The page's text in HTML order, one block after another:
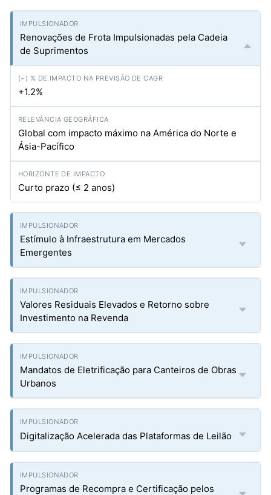
Renovações de Frota Impulsionadas pela Cadeia
de Suprimentos
+1.2%
Global com impacto máximo na América do Norte e
Ásia-Pacífico
Curto prazo (≤ 2 anos)
Estímulo à Infraestrutura em Mercados
Emergentes
Valores Residuais Elevados e Retorno sobre
Investimento na Revenda
Mandatos de Eletrificação para Canteiros de Obras
Urbanos
Digitalização Acelerada das Plataformas de Leilão
Programas de Recompra e Certificação pelos